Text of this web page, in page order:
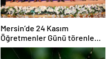
Mersin’de 24 Kasım
Öğretmenler Günü törenle
kutlandı